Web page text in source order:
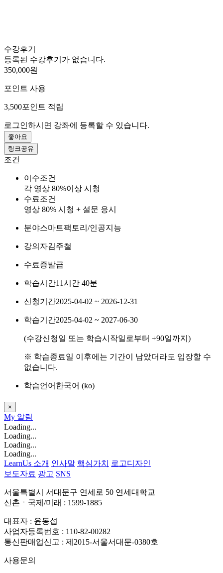
수강후기
등록된 수강후기가 없습니다.
350,000원
포인트 사용
3,500포인트 적립
로그인하시면 강좌에 등록할 수 있습니다.
좋아요
링크공유
조건
이수조건
각 영상 80%이상 시청
수료조건
영상 80% 시청 + 설문 응시
분야스마트팩토리/인공지능
강의자김주철
수료증발급
학습시간11시간 40분
신청기간2025-04-02 ~ 2026-12-31
학습기간2025-04-02 ~ 2027-06-30
(수강신청일 또는 학습시작일로부터 +90일까지)
※ 학습종료일 이후에는 기간이 남았더라도 입장할 수
없습니다.
학습언어 한국어 ‎(ko)‎
×
My 알림
Loading...
Loading...
Loading...
Loading...
LearnUs 소개 인사말 핵심가치
로고디자인
보도자료 광고 SNS
서울특별시 서대문구 연세로 50 연세대학교
신촌ㆍ국제/미래 : 1599-1885
대표자 : 윤동섭
사업자등록번호 : 110-82-00282
통신판매업신고 : 제2015-서울서대문-0380호
사용문의